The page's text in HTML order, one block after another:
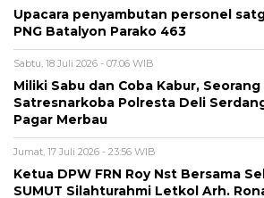
Upacara penyambutan personel
PNG Batalyon Parako 463
Sabtu, 18 Juli 2026 - 07:06 WIB
Miliki Sabu dan Coba Kabur,
Satresnarkoba Polresta Deli
Pagar Merbau
Jumat, 17 Juli 2026 - 23:56 WIB
Ketua DPW FRN Roy Nst Bersama
SUMUT Silahturahmi Letkol Arh.